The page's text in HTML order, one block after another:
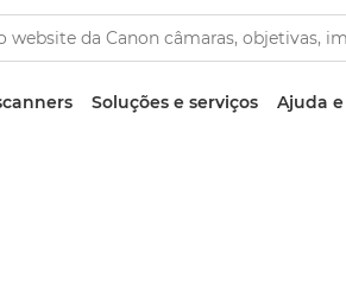
Soluções e serviços Ajuda